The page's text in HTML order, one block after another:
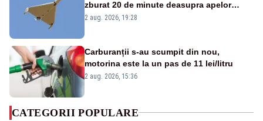
zburat 20 de minute deasupra apelor
României. Au fost ridicate două F-16
2 aug. 2026, 19:28
Carburanții s-au scumpit din nou,
motorina este la un pas de 11 lei/litru
2 aug. 2026, 15:36
CATEGORII POPULARE